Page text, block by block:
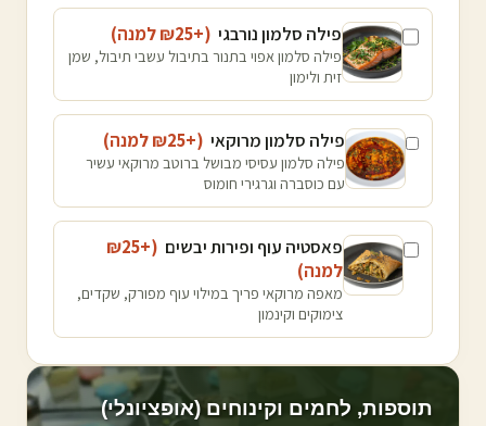
פילה סלמון נורבגי (+₪
25 למנה)
פילה סלמון אפוי בתנור בתיבול עשבי תיבול, שמן
זית ולימון
פילה סלמון מרוקאי (+₪
25 למנה)
פילה סלמון עסיסי מבושל ברוטב מרוקאי עשיר
עם כוסברה וגרגירי חומוס
פאסטיה עוף ופירות יבשים (+₪
25
למנה)
מאפה מרוקאי פריך במילוי עוף מפורק, שקדים,
צימוקים וקינמון
תוספות, לחמים וקינוחים (אופציונלי)